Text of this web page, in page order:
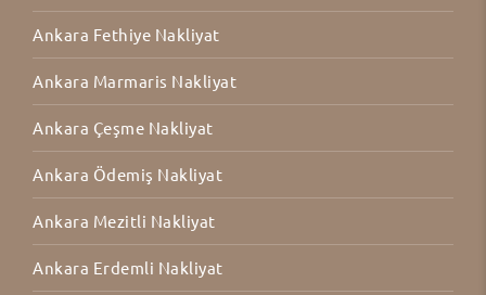
Ankara Fethiye Nakliyat
Ankara Marmaris Nakliyat
Ankara Çeşme Nakliyat
Ankara Ödemiş Nakliyat
Ankara Mezitli Nakliyat
Ankara Erdemli Nakliyat